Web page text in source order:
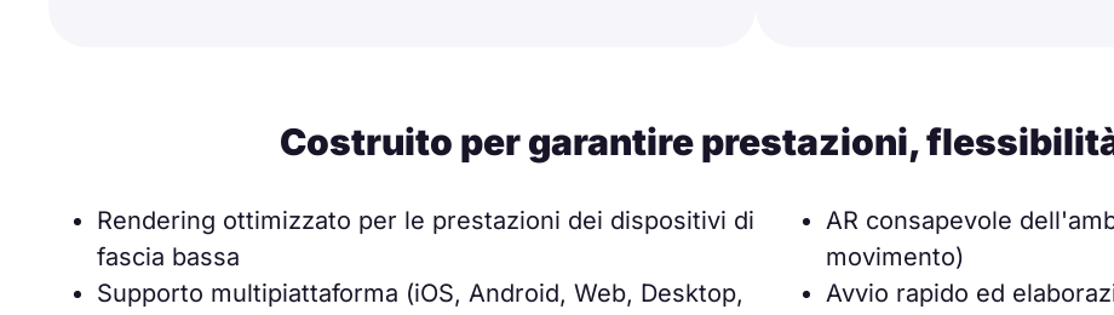
Costruito per garantire prestazioni,
Rendering ottimizzato per le prestazioni dei dispositivi di
fascia bassa
AR consapevole
movimento)
Supporto multipiattaforma (iOS, Android, Web, Desktop,
Avvio rapido ed